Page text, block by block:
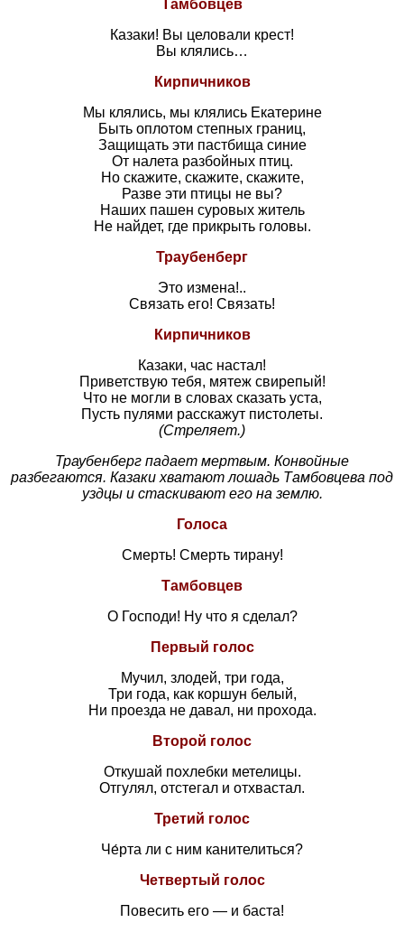
Тамбовцев
Казаки! Вы целовали крест!
Вы клялись…
Кирпичников
Мы клялись, мы клялись Екатерине
Быть оплотом степных границ,
Защищать эти пастбища синие
От налета разбойных птиц.
Но скажите, скажите, скажите,
Разве эти птицы не вы?
Наших пашен суровых житель
Не найдет, где прикрыть головы.
Траубенберг
Это измена!..
Связать его! Связать!
Кирпичников
Казаки, час настал!
Приветствую тебя, мятеж свирепый!
Что не могли в словах сказать уста,
Пусть пулями расскажут пистолеты.
(Стреляет.)
Траубенберг падает мертвым. Конвойные
разбегаются. Казаки хватают лошадь Тамбовцева под
уздцы и стаскивают его на землю.
Голоса
Смерть! Смерть тирану!
Тамбовцев
О Господи! Ну что я сделал?
Первый голос
Мучил, злодей, три года,
Три года, как коршун белый,
Ни проезда не давал, ни прохода.
Второй голос
Откушай похлебки метелицы.
Отгулял, отстегал и отхвастал.
Третий голос
Че́рта ли с ним канителиться?
Четвертый голос
Повесить его — и баста!